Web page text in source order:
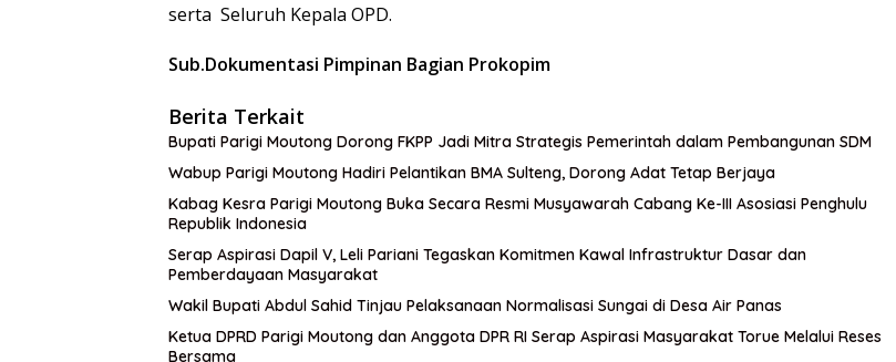
serta Seluruh Kepala OPD.
Sub.Dokumentasi Pimpinan Bagian Prokopim
Berita Terkait
Bupati Parigi Moutong Dorong FKPP Jadi Mitra Strategis Pemerintah dalam Pembangunan SDM
Wabup Parigi Moutong Hadiri Pelantikan BMA Sulteng, Dorong Adat Tetap Berjaya
Kabag Kesra Parigi Moutong Buka Secara Resmi Musyawarah Cabang Ke-III Asosiasi Penghulu
Republik Indonesia
Serap Aspirasi Dapil V, Leli Pariani Tegaskan Komitmen Kawal Infrastruktur Dasar dan
Pemberdayaan Masyarakat
Wakil Bupati Abdul Sahid Tinjau Pelaksanaan Normalisasi Sungai di Desa Air Panas
Ketua DPRD Parigi Moutong dan Anggota DPR RI Serap Aspirasi Masyarakat Torue Melalui Reses
Bersama